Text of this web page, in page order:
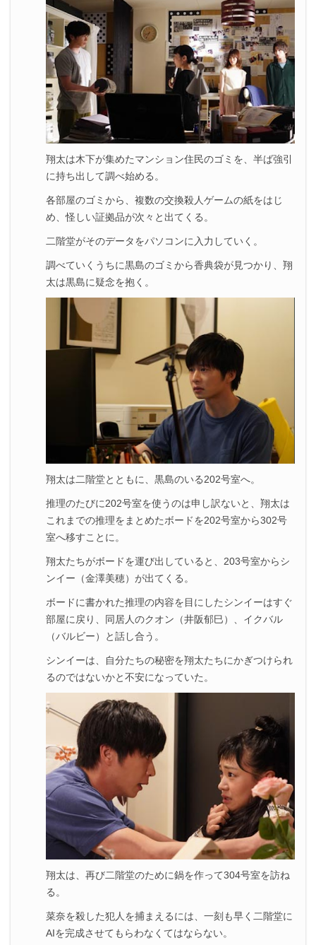
翔太は木下が集めたマンション住民のゴミを、半ば強引
に持ち出して調べ始める。
各部屋のゴミから、複数の交換殺人ゲームの紙をはじ
め、怪しい証拠品が次々と出てくる。
二階堂がそのデータをパソコンに入力していく。
調べていくうちに黒島のゴミから香典袋が見つかり、翔
太は黒島に疑念を抱く。
翔太は二階堂とともに、黒島のいる202号室へ。
推理のたびに202号室を使うのは申し訳ないと、翔太は
これまでの推理をまとめたボードを202号室から302号
室へ移すことに。
翔太たちがボードを運び出していると、203号室からシ
ンイー（金澤美穂）が出てくる。
ボードに書かれた推理の内容を目にしたシンイーはすぐ
部屋に戻り、同居人のクオン（井阪郁巳）、イクバル
（バルビー）と話し合う。
シンイーは、自分たちの秘密を翔太たちにかぎつけられ
るのではないかと不安になっていた。
翔太は、再び二階堂のために鍋を作って304号室を訪ね
る。
菜奈を殺した犯人を捕まえるには、一刻も早く二階堂に
AIを完成させてもらわなくてはならない。